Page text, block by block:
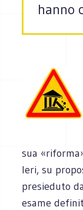
hanno
sua
Ieri, su
presieduto
esame